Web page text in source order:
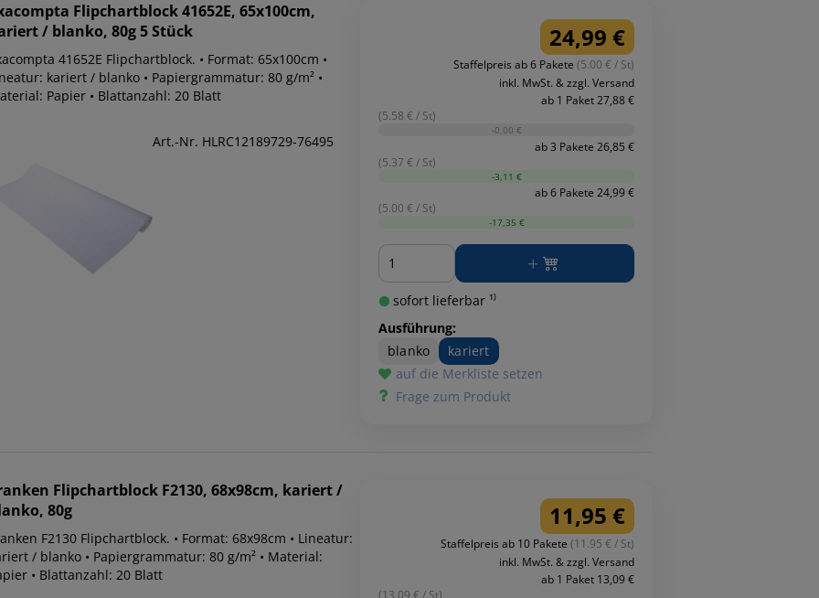
Flipchartblock 41652E, 65x100cm,
/ blanko, 80g 5 Stück
41652E Flipchartblock. • Format: 65x100cm •
kariert / blanko • Papiergrammatur: 80 g/m² •
Papier • Blattanzahl: 20 Blatt
Art.-Nr. HLRC12189729-76495
24,99 €
Staffelpreis ab 6 Pakete (5.00 € / St)
inkl. MwSt. & zzgl. Versand
ab 1 Paket 27,88 €
(5.58 € / St)
-0,00 €
ab 3 Pakete 26,85 €
(5.37 € / St)
-3,11 €
ab 6 Pakete 24,99 €
(5.00 € / St)
-17,35 €
Menge
sofort lieferbar ¹⁾
Ausführung:
blanko
kariert
auf die Merkliste setzen
Frage zum Produkt
Flipchartblock F2130, 68x98cm, kariert /
80g
F2130 Flipchartblock. • Format: 68x98cm • Lineatur:
/ blanko • Papiergrammatur: 80 g/m² • Material:
• Blattanzahl: 20 Blatt
11,95 €
Staffelpreis ab 10 Pakete (11.95 € / St)
inkl. MwSt. & zzgl. Versand
ab 1 Paket 13,09 €
(13.09 € / St)